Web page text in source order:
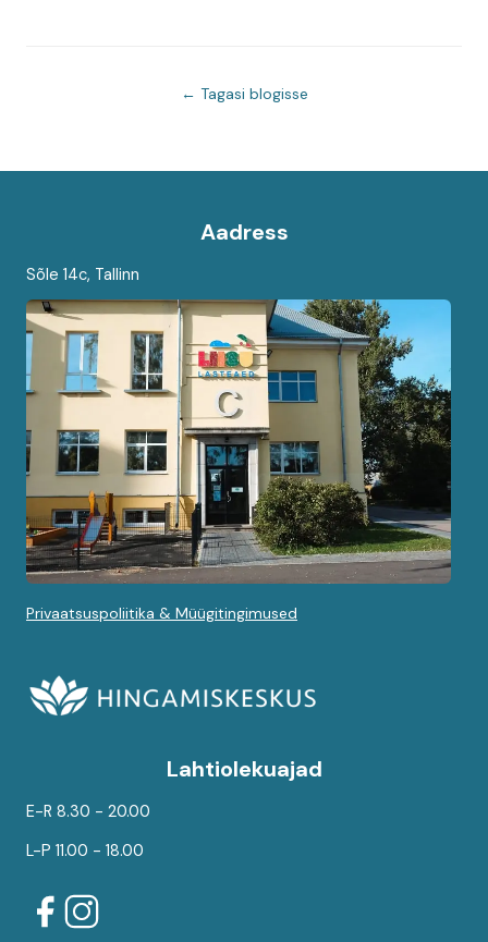
← Tagasi blogisse
Aadress
Sõle 14c, Tallinn
Privaatsuspoliitika & Müügitingimused
Lahtiolekuajad
E-R 8.30 - 20.00
L-P 11.00 - 18.00